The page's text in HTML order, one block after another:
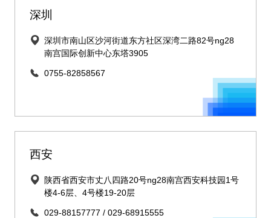
深圳
深圳市南山区沙河街道东方社区深湾二路82号ng28
南宫国际创新中心东塔3905
0755-82858567
西安
陕西省西安市丈八四路20号ng28南宫西安科技园1号
楼4-6层、4号楼19-20层
029-88157777 / 029-68915555